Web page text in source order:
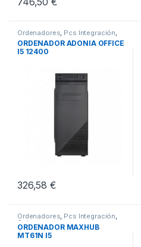
Ordenadores Pcs Integración
Sobremesa
ORDENADOR ADONIA OFFICE
I5 12400
326,58€
Ordenadores, Pcs Integración,
Sobremesa
ORDENADOR MAXHUB
MT61N I5